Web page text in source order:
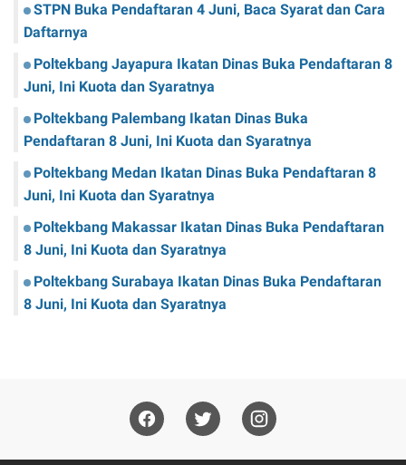
STPN Buka Pendaftaran 4 Juni, Baca Syarat dan Cara
Daftarnya
Poltekbang Jayapura Ikatan Dinas Buka Pendaftaran 8
Juni, Ini Kuota dan Syaratnya
Poltekbang Palembang Ikatan Dinas Buka
Pendaftaran 8 Juni, Ini Kuota dan Syaratnya
Poltekbang Medan Ikatan Dinas Buka Pendaftaran 8
Juni, Ini Kuota dan Syaratnya
Poltekbang Makassar Ikatan Dinas Buka Pendaftaran
8 Juni, Ini Kuota dan Syaratnya
Poltekbang Surabaya Ikatan Dinas Buka Pendaftaran
8 Juni, Ini Kuota dan Syaratnya